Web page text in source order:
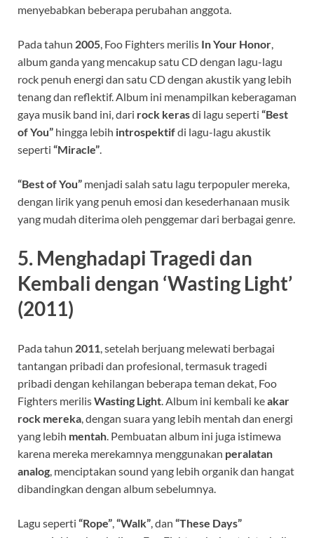
menyebabkan beberapa perubahan anggota.
Pada tahun 2005, Foo Fighters merilis In Your Honor,
album ganda yang mencakup satu CD dengan lagu-lagu
rock penuh energi dan satu CD dengan akustik yang lebih
tenang dan reflektif. Album ini menampilkan keberagaman
gaya musik band ini, dari rock kerasdi lagu seperti “Best
of You” hingga lebih introspektifdi lagu-lagu akustik
seperti “Miracle”.
“Best of You” menjadi salah satu lagu terpopuler mereka,
dengan lirik yang penuh emosi dan kesederhanaan musik
yang mudah diterima oleh penggemar dari berbagai genre.
5. Menghadapi Tragedi dan
Kembali dengan ‘Wasting Light’
(2011)
Pada tahun 2011 , setelah berjuang melewati berbagai
tantangan pribadi dan profesional, termasuk tragedi
pribadi dengan kehilangan beberapa teman dekat, Foo
Fighters merilisWasting Light . Album ini kembali keakar
rock mereka , dengan suara yang lebih mentah dan energi
yang lebih mentah . Pembuatan album ini juga istimewa
karena mereka merekamnya menggunakan peralatan
analog , menciptakan sound yang lebih organik dan hangat
dibandingkan dengan album sebelumnya.
Lagu seperti “Rope” “Walk” , dan “These Days”